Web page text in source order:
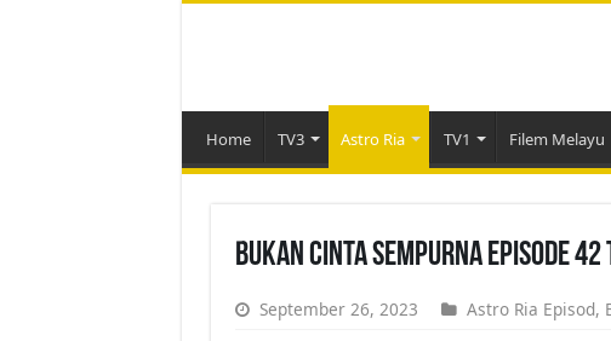
Home TV3 Astro Ria TV1 Filem Melayu
Bukan Cinta Sempurna Episode
September 26, 2023 Astro Ria Episod,